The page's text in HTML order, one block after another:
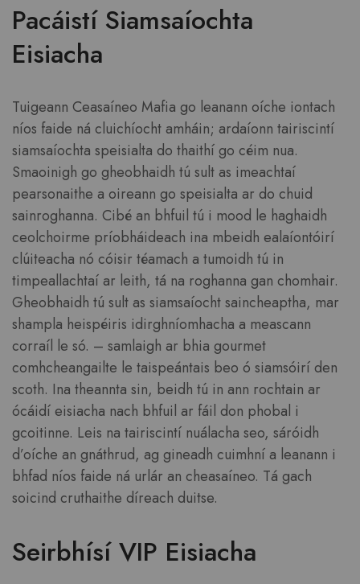
Pacáistí Siamsaíochta
Eisiacha
Tuigeann Ceasaíneo Mafia go leanann oíche iontach
níos faide ná cluichíocht amháin; ardaíonn tairiscintí
siamsaíochta speisialta do thaithí go céim nua.
Smaoinigh go gheobhaidh tú sult as imeachtaí
pearsonaithe a oireann go speisialta ar do chuid
sainroghanna. Cibé an bhfuil tú i mood le haghaidh
ceolchoirme príobháideach ina mbeidh ealaíontóirí
clúiteacha nó cóisir téamach a tumoidh tú in
timpeallachtaí ar leith, tá na roghanna gan chomhair.
Gheobhaidh tú sult as siamsaíocht saincheaptha, mar
shampla heispéiris idirghníomhacha a meascann
corraíl le só. – samlaigh ar bhia gourmet
comhcheangailte le taispeántais beo ó siamsóirí den
scoth. Ina theannta sin, beidh tú in ann rochtain ar
ócáidí eisiacha nach bhfuil ar fáil don phobal i
gcoitinne. Leis na tairiscintí nuálacha seo, sáróidh
d’oíche an gnáthrud, ag gineadh cuimhní a leanann i
bhfad níos faide ná urlár an cheasaíneo. Tá gach
soicind cruthaithe díreach duitse.
Seirbhísí VIP Eisiacha